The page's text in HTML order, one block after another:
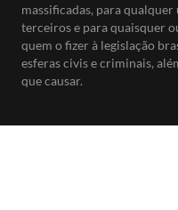
massificadas, para
terceiros e para quaisquer
quem o fizer à legislação
esferas civis e criminais,
que causar.